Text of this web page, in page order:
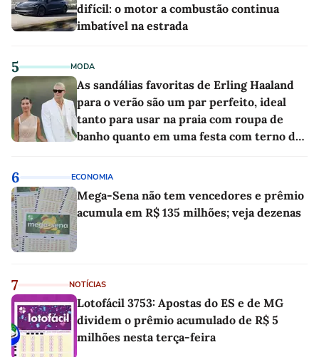
difícil: o motor a combustão continua
imbatível na estrada
5 MODA
As sandálias favoritas de Erling Haaland
para o verão são um par perfeito, ideal
tanto para usar na praia com roupa de
banho quanto em uma festa com terno de
6 ECONOMIA
Mega-Sena não tem vencedores e prêmio
acumula em R$ 135 milhões; veja dezenas
7 NOTÍCIAS
Lotofácil 3753: Apostas do ES e de MG
dividem o prêmio acumulado de R$ 5
milhões nesta terça-feira